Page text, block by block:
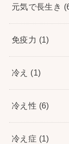
元気で長生き
免疫力 (1)
冷え (1)
冷え性 (6)
冷え症 (1)